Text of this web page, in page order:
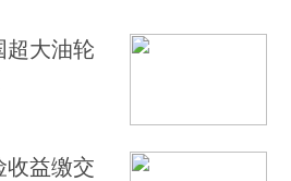
超大油轮
收益缴交